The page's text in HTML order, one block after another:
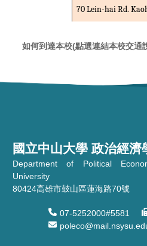
70 Lein-hai Rd.
如何到達本校(點選連結本校交通
國立中山大學 政治經濟
Department of Political
University
80424高雄市鼓山區蓮海路70號
07-5252000#5581